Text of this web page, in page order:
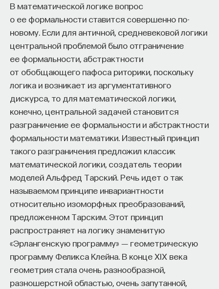
В математической логике вопрос
о ее формальности ставится совершенно по-
новому. Если для античной, средневековой логики
центральной проблемой было отграничение
ее формальности, абстрактности
от обобщающего пафоса риторики, поскольку
логика и возникает из аргументативного
дискурса, то для математической логики,
конечно, центральной задачей становится
разграничение ее формальности и абстрактности
формальности математики. Известный принцип
такого разграничения предложил классик
математической логики, создатель теории
моделей Альфред Тарский. Речь идет о так
называемом принципе инвариантности
относительно изоморфных преобразований,
предложенном Тарским. Этот принцип
распространяет на логику знаменитую
«Эрлангенскую программу» ― геометрическую
программу Феликса Клейна. В конце XIX века
геометрия стала очень разнообразной,
разношерстной областью, очень запутанной,
Другим важным моментом деятельности
Аденауэра будет создание в Федеративной
Республике Германия вооруженных сил. До 1955
года в ФРГ не существовало вооруженных сил.
Бундесвер был организован в 1955 году, и это шаг
на пути к достижению все большей
независимости ФРГ.
Суммарно можно говорить о том, что Аденауэр
сумел вывести Германию из того тяжелейшего
кризиса, в котором она оказалась в период
национал-социализма. Более того, Аденауэр
сумел придать немцам ощущение дальнейшего
будущего существования. Развитие до середины
60-х годов ФРГ можно обозначить как
стремление вперед. О прошлом в основном
старались не вспоминать, прошлое было
табуировано, это казалось чем-то мрачным,
темным, что пока слишком рано трогать.
Мы видим, что вопросы национал-социализма
почти не рассматриваются, а если
рассматриваются, то очень осторожно